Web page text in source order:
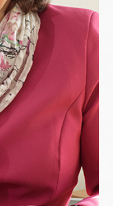
ПРИМО